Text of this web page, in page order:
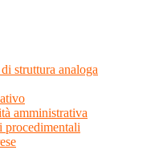
struttura analoga
amministrativa
procedimentali